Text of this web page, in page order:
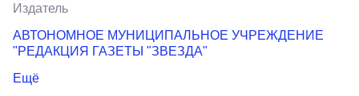
Издатель
АВТОНОМНОЕ МУНИЦИПАЛЬНОЕ УЧРЕЖДЕНИЕ
"РЕДАКЦИЯ ГАЗЕТЫ "ЗВЕЗДА"
Ещё